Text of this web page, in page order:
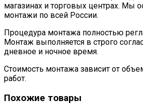
магазинах и торговых центрах. Мы
монтажи по всей России.
Процедура монтажа полностью
Монтаж выполняется в строго
дневное и ночное время.
Стоимость монтажа зависит от
работ.
Похожие товары